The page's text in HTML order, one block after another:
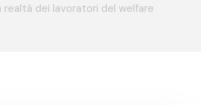
realtà dei lavoratori del welfare